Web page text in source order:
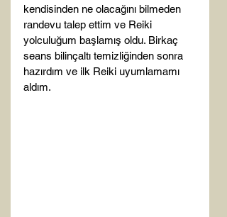
kendisinden ne olacağını bilmeden
randevu talep ettim ve Reiki
yolculuğum başlamış oldu. Birkaç
seans bilinçaltı temizliğinden sonra
hazırdım ve ilk Reiki uyumlamamı
aldım.